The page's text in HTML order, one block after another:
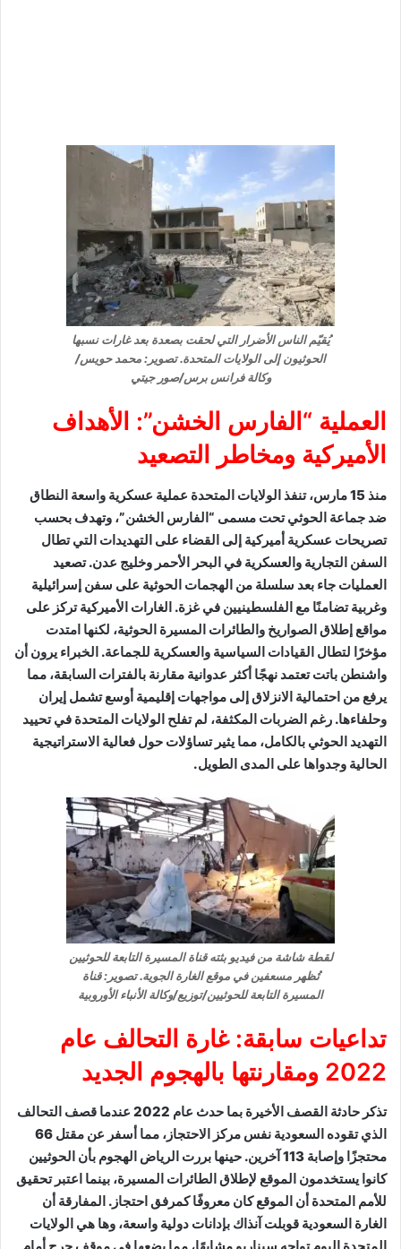
يُقيّم الناس الأضرار التي لحقت بصعدة بعد غارات نسبها
الحوثيون إلى الولايات المتحدة. تصوير: محمد حويس/
وكالة فرانس برس/صور جيتي
العملية “الفارس الخشن”: الأهداف
الأميركية ومخاطر التصعيد
منذ 15 مارس، تنفذ الولايات المتحدة عملية عسكرية واسعة النطاق
ضد جماعة الحوثي تحت مسمى “الفارس الخشن”، وتهدف بحسب
تصريحات عسكرية أميركية إلى القضاء على التهديدات التي تطال
السفن التجارية والعسكرية في البحر الأحمر وخليج عدن. تصعيد
العمليات جاء بعد سلسلة من الهجمات الحوثية على سفن إسرائيلية
وغربية تضامنًا مع الفلسطينيين في غزة. الغارات الأميركية تركز على
مواقع إطلاق الصواريخ والطائرات المسيرة الحوثية، لكنها امتدت
مؤخرًا لتطال القيادات السياسية والعسكرية للجماعة. الخبراء يرون أن
واشنطن باتت تعتمد نهجًا أكثر عدوانية مقارنة بالفترات السابقة، مما
يرفع من احتمالية الانزلاق إلى مواجهات إقليمية أوسع تشمل إيران
وحلفاءها. رغم الضربات المكثفة، لم تفلح الولايات المتحدة في تحييد
التهديد الحوثي بالكامل، مما يثير تساؤلات حول فعالية الاستراتيجية
الحالية وجدواها على المدى الطويل.
لقطة شاشة من فيديو بثته قناة المسيرة التابعة للحوثيين
تُظهر مسعفين في موقع الغارة الجوية. تصوير: قناة
المسيرة التابعة للحوثيين/توزيع/وكالة الأنباء الأوروبية
تداعيات سابقة: غارة التحالف عام
2022 ومقارنتها بالهجوم الجديد
تذكر حادثة القصف الأخيرة بما حدث عام 2022 عندما قصف التحالف
الذي تقوده السعودية نفس مركز الاحتجاز، مما أسفر عن مقتل 66
محتجزًا وإصابة 113 آخرين. حينها بررت الرياض الهجوم بأن الحوثيين
كانوا يستخدمون الموقع لإطلاق الطائرات المسيرة، بينما اعتبر تحقيق
للأمم المتحدة أن الموقع كان معروفًا كمرفق احتجاز. المفارقة أن
الغارة السعودية قوبلت آنذاك بإدانات دولية واسعة، وها هي الولايات